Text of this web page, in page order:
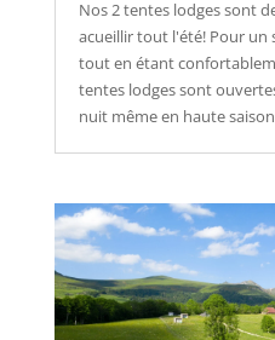
Nos 2 tentes lodges sont
acueillir tout l'été! Pour un
tout en étant
tentes lodges sont
nuit même en haute